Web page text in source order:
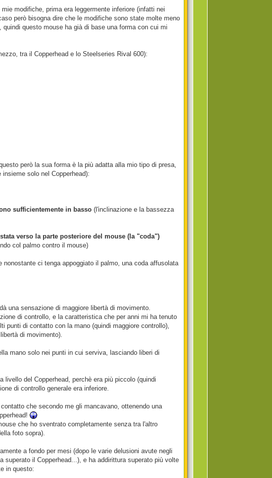
modifiche, prima era leggermente inferiore (infatti nei
però bisogna dire che le modifiche sono state molte meno
questo mouse ha già di base una forma con cui mi
tra il Copperhead e lo Steelseries Rival 600):
però la sua forma è la più adatta alla mio tipo di presa,
solo nel Copperhead):
sufficientemente in basso (l'inclinazione e la bassezza
verso la parte posteriore del mouse (la "coda")
col palmo contro il mouse)
nonostante ci tenga appoggiato il palmo, una coda affusolata
una sensazione di maggiore libertà di movimento.
di controllo, e la caratteristica che per anni mi ha tenuto
punti di contatto con la mano (quindi maggiore controllo),
di movimento).
mano solo nei punti in cui serviva, lasciando liberi di
del Copperhead, perchè era più piccolo (quindi
di controllo generale era inferiore.
che secondo me gli mancavano, ottenendo una
che ho sventrato completamente senza tra l'altro
foto sopra).
a fondo per mesi (dopo le varie delusioni avute negli
il Copperhead...), e ha addirittura superato più volte
in questo: